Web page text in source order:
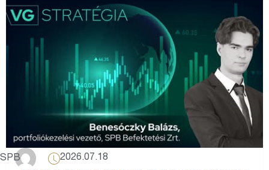
SPB 2026.07.18